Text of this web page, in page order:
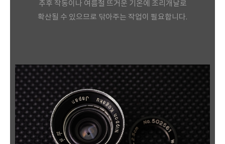
추후 작동이나 여름철 뜨거운 기온에 조리개날로
확산될 수 있으므로 닦아주는 작업이 필요합니다.